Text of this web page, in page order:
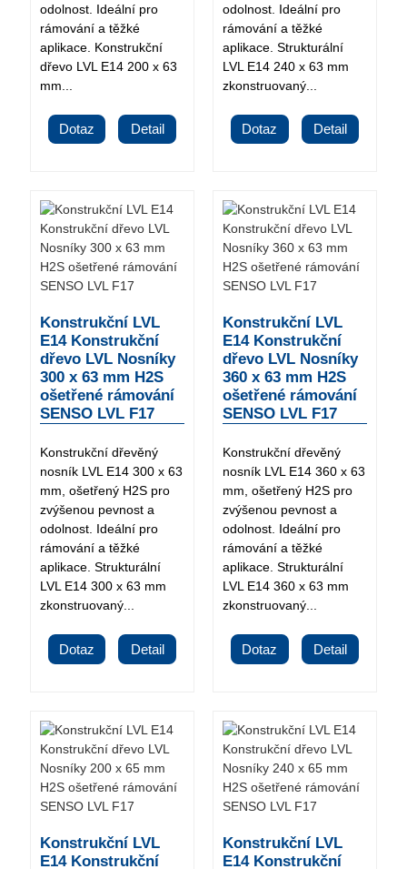
odolnost. Ideální pro
rámování a těžké
aplikace. Konstrukční
dřevo LVL E14 200 x 63
mm...
Dotaz Detail
odolnost. Ideální pro
rámování a těžké
aplikace. Strukturální
LVL E14 240 x 63 mm
zkonstruovaný...
Dotaz Detail
Konstrukční LVL
E14 Konstrukční
dřevo LVL Nosníky
300 x 63 mm H2S
ošetřené rámování
SENSO LVL F17
Konstrukční dřevěný
nosník LVL E14 300 x 63
mm, ošetřený H2S pro
zvýšenou pevnost a
odolnost. Ideální pro
rámování a těžké
aplikace. Strukturální
LVL E14 300 x 63 mm
zkonstruovaný...
Dotaz Detail
Konstrukční LVL
E14 Konstrukční
dřevo LVL Nosníky
360 x 63 mm H2S
ošetřené rámování
SENSO LVL F17
Konstrukční dřevěný
nosník LVL E14 360 x 63
mm, ošetřený H2S pro
zvýšenou pevnost a
odolnost. Ideální pro
rámování a těžké
aplikace. Strukturální
LVL E14 360 x 63 mm
zkonstruovaný...
Dotaz Detail
Konstrukční LVL
E14 Konstrukční
Konstrukční LVL
E14 Konstrukční